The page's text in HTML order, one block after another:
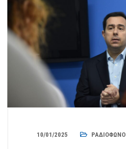
10/01/2025 ΡΑΔΙΌΦΩΝΟ